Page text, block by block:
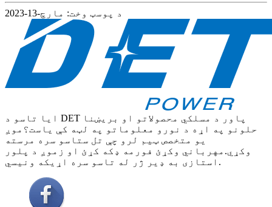
د پوسټ وخت: مارچ-13-2023
ایا تاسو د DET پاور د مسلکي محصولاتو او بریښنا
حلونو په اړه د نورو معلوماتو په لټه کې یاست؟موږ
یو متخصص ټیم لرو چې تل ستاسو سره مرسته
وکړي.مهرباني وکړئ فورمه ډکه کړئ او زموږ د پلور
استازی به ډیر ژر له تاسو سره اړیکه ونیسي.